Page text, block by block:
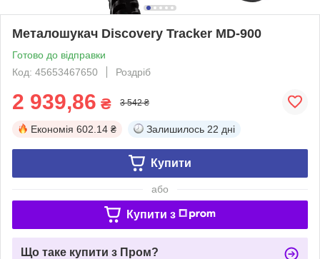
Металошукач Discovery Tracker MD-900
Готово до відправки
Код: 45653467650
Роздріб
2 939,86 ₴ 3 542 ₴
Економія 602.14 ₴ Залишилось 22 дні
Купити
або
Купити з
Що таке купити з Пром?